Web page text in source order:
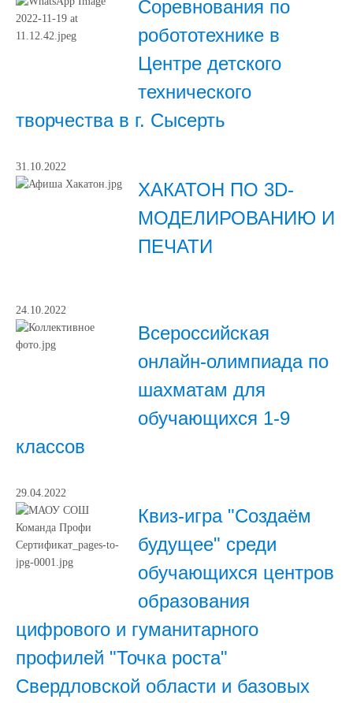
Соревнования по
робототехнике в
Центре детского
технического
творчества в г. Сысерть
31.10.2022
ХАКАТОН ПО 3D-
МОДЕЛИРОВАНИЮ И
ПЕЧАТИ
24.10.2022
Всероссийская
онлайн-олимпиада по
шахматам для
обучающихся 1-9
классов
29.04.2022
Квиз-игра "Создаём
будущее" среди
обучающихся центров
образования
цифрового и гуманитарного
профилей "Точка роста"
Свердловской области и базовых